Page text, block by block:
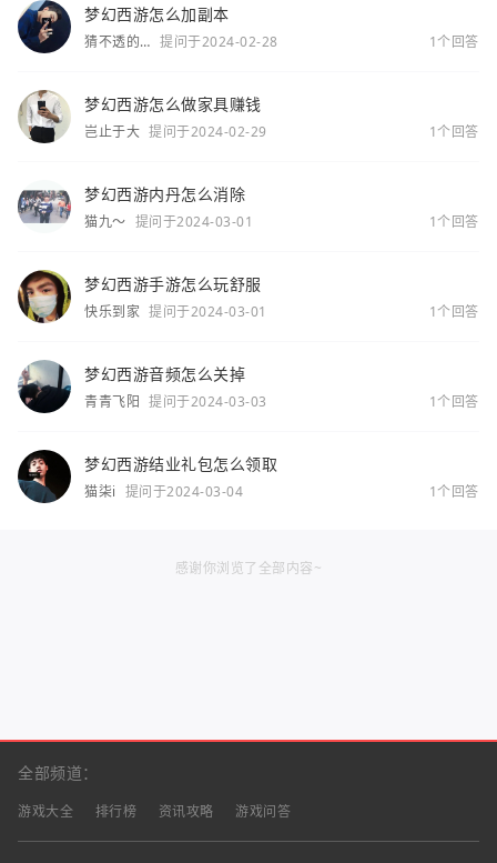
梦幻西游怎么加副本
猜不透的
提问于2024-02-28 1个回答
梦幻西游怎么做家具赚钱
岂止于大 提问于2024-02-29 1个回答
梦幻西游内丹怎么消除
猫九～ 提问于2024-03-01 1个回答
梦幻西游手游怎么玩舒服
快乐到家 提问于2024-03-01 1个回答
梦幻西游音频怎么关掉
青青飞阳 提问于2024-03-03 1个回答
梦幻西游结业礼包怎么领取
猫柒i 提问于2024-03-04 1个回答
感谢你浏览了全部内容~
全部频道：
游戏大全 排行榜 资讯攻略 游戏问答